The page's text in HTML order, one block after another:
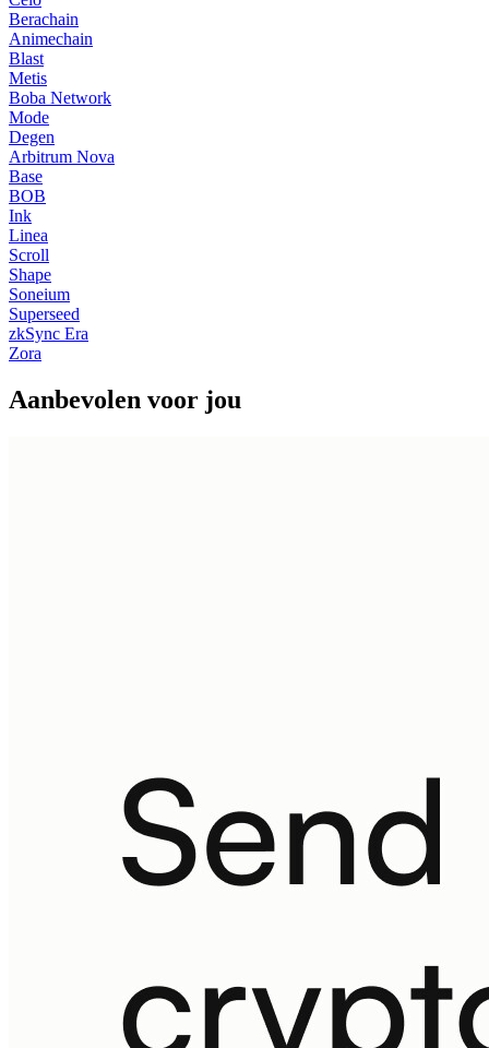
Berachain
Animechain
Blast
Metis
Boba Network
Mode
Degen
Arbitrum Nova
Base
BOB
Ink
Linea
Scroll
Shape
Soneium
Superseed
zkSync Era
Zora
Aanbevolen voor jou